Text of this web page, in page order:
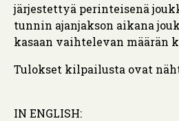
järjestettyä perinteisenä
tunnin ajanjakson aikana
kasaan vaihtelevan määrän
Tulokset kilpailusta ovat
IN ENGLISH: